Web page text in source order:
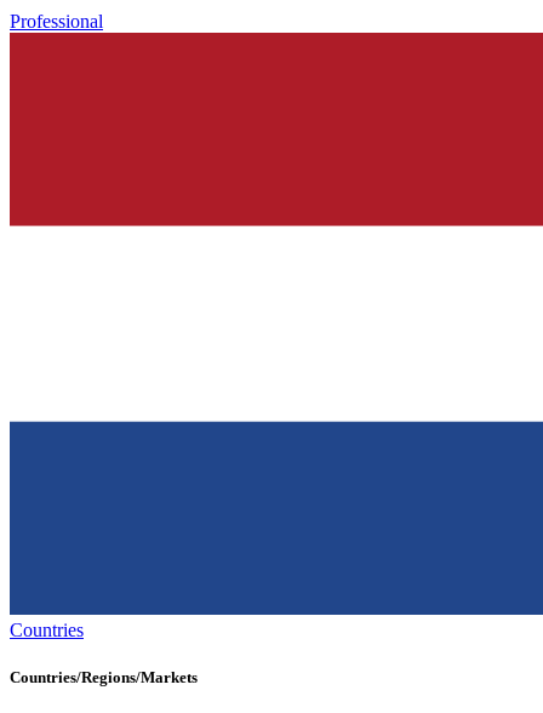
Professional
Countries
Countries/Regions/Markets